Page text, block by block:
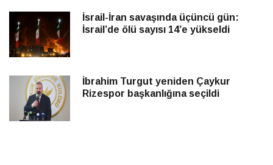
İsrail-İran savaşında üçüncü gün:
İsrail’de ölü sayısı 14’e yükseldi
İbrahim Turgut yeniden Çaykur
Rizespor başkanlığına seçildi